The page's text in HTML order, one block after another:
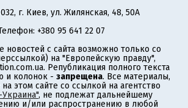
г. Киев, ул. Жилянская, 48, 50А
+380 95 641 22 07
новостей с сайта возможно только со
на "Европейскую правду",
Републикация полного текста
и колонок - запрещена. Все материалы,
этом сайте со ссылкой на агентство
, не подлежат дальнейшему
и/или распространению в любой